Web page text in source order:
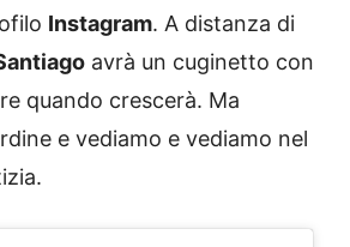
Instagram. A distanza di
avrà un cuginetto con
quando crescerà. Ma
e vediamo e vediamo nel